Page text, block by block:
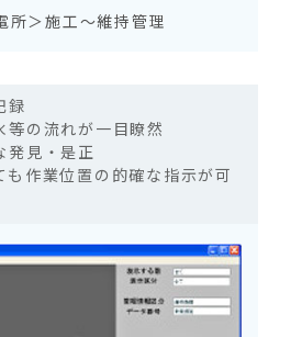
所＞施工～維持管理
録
等の流れが一目瞭然
発見・是正
も作業位置の的確な指示が可